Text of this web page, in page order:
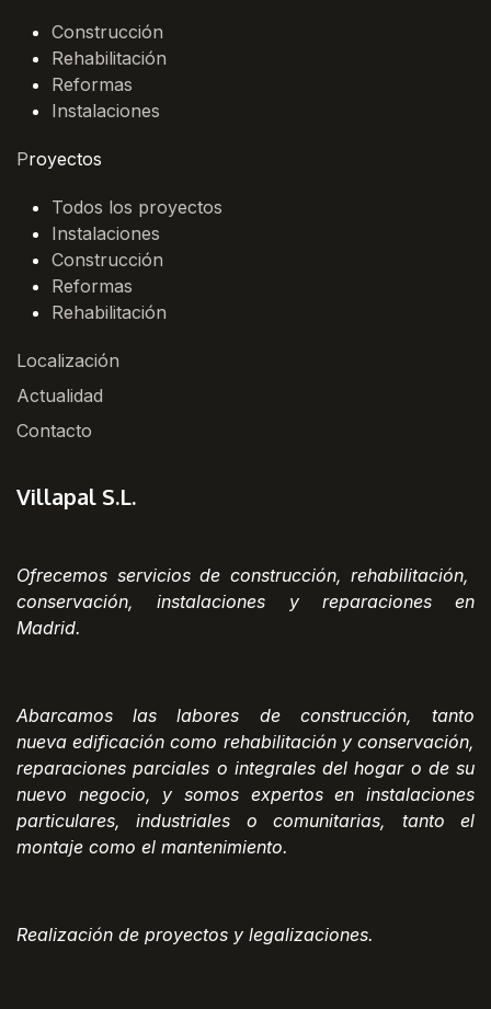
Construcción
Rehabilitación
Reformas
Instalaciones
Proyectos
Todos los proyectos
Instalaciones
Construcción
Reformas
Rehabilitación
Localización
Actualidad
Contacto
Villapal S.L.
Ofrecemos servicios de construcción, rehabilitación,
conservación, instalaciones y reparaciones en
Madrid.
Abarcamos las labores de construcción, tanto
nueva edificación como rehabilitación y conservación,
reparaciones parciales o integrales del hogar o de su
nuevo negocio, y somos expertos en instalaciones
particulares, industriales o comunitarias, tanto el
montaje como el mantenimiento.
Realización de proyectos y legalizaciones.